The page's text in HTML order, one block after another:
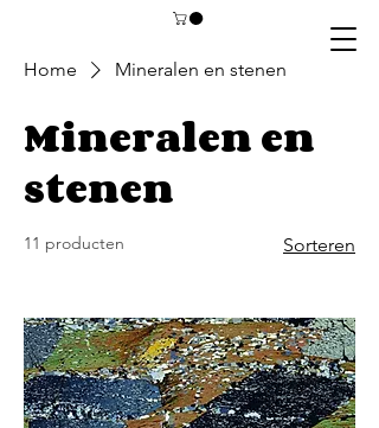
Home Mineralen en stenen
Mineralen en
stenen
11 producten Sorteren